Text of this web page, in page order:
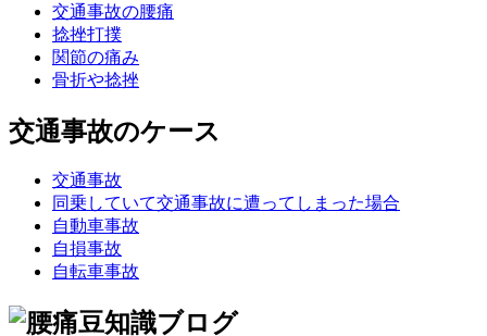
交通事故の腰痛
捻挫打撲
関節の痛み
骨折や捻挫
交通事故のケース
交通事故
同乗していて交通事故に遭ってしまった場合
自動車事故
自損事故
自転車事故